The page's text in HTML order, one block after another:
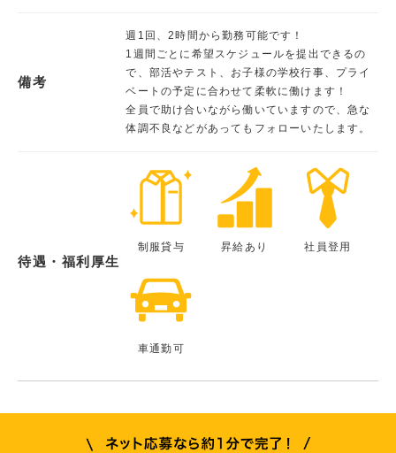
備考
週1回、2時間から勤務可能です！
1週間ごとに希望スケジュールを提出できるの
で、部活やテスト、お子様の学校行事、プライ
ベートの予定に合わせて柔軟に働けます！
全員で助け合いながら働いていますので、急な
体調不良などがあってもフォローいたします。
待遇・福利厚生
制服貸与 昇給あり 社員登用
車通勤可